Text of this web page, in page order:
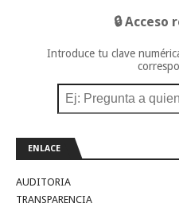
🔒
Introduce tu clave
ENLACE
AUDITORIA
TRANSPARENCIA